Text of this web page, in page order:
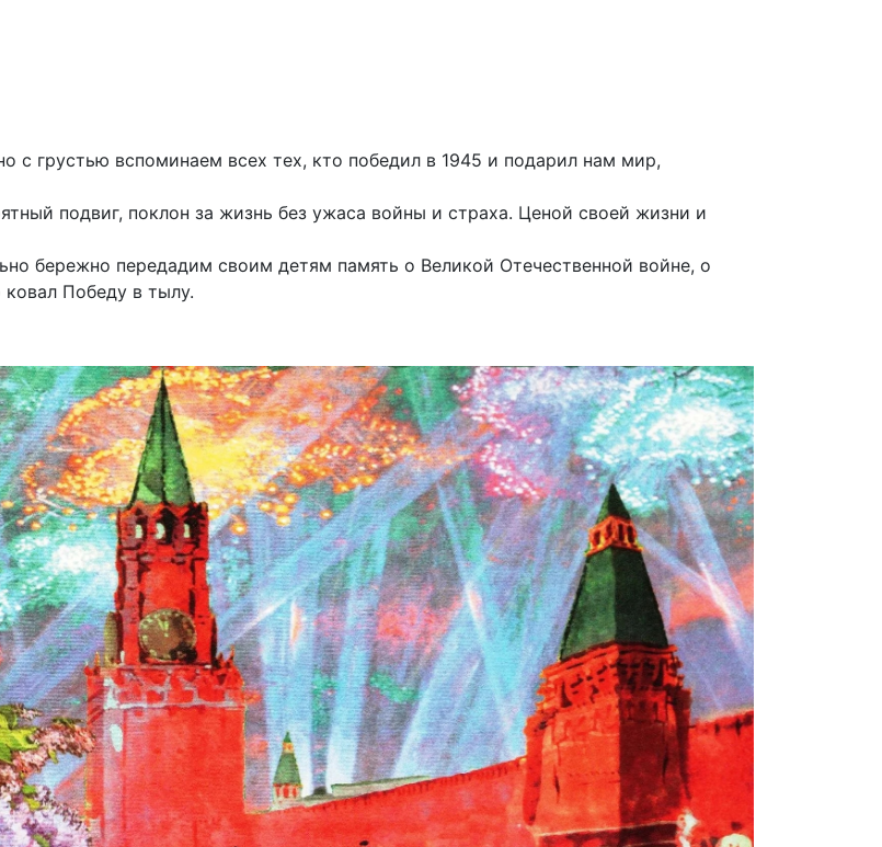
с грустью вспоминаем всех тех, кто победил в 1945 и подарил нам мир,
подвиг, поклон за жизнь без ужаса войны и страха. Ценой своей жизни и
бережно передадим своим детям память о Великой Отечественной войне, о
Победу в тылу.